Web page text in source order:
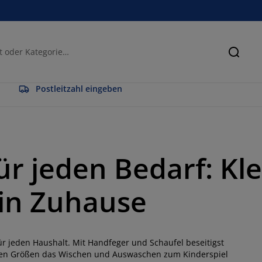
Postleitzahl eingeben
jeden Bedarf:
Zuhause
jeden Haushalt. Mit Handfeger und Schaufel beseitigst
Größen das Wischen und Auswaschen zum Kinderspiel